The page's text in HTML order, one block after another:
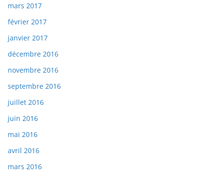
mars 2017
février 2017
janvier 2017
décembre 2016
novembre 2016
septembre 2016
juillet 2016
juin 2016
mai 2016
avril 2016
mars 2016